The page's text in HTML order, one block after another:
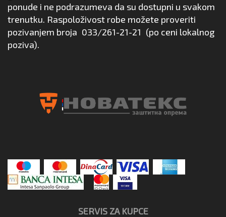
ponude i ne podrazumeva da su dostupni u svakom
trenutku. Raspoloživost robe možete proveriti
pozivanjem broja 033/261-21-21 (po ceni lokalnog
poziva).
SERVIS ZA KUPCE